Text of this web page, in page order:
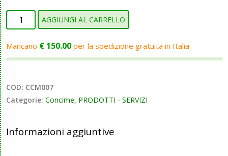
Concime
HUMUS
-
Gaia
-
litri
AGGIUNGI AL CARRELLO
Mancano € 150.00 per la spedizione gratuita in Italia
COD: CCM007
Categorie: Concime, PRODOTTI - SERVIZI
Informazioni aggiuntive